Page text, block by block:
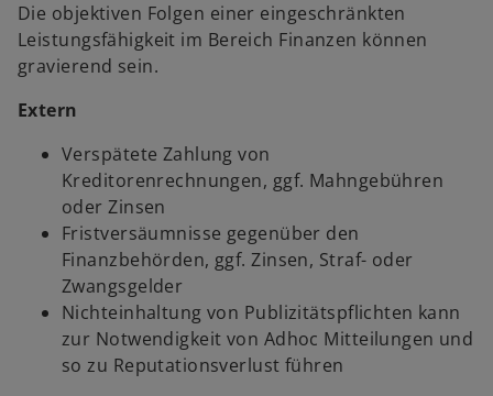
Die objektiven Folgen einer eingeschränkten
Leistungsfähigkeit im Bereich Finanzen können
gravierend sein.
Extern
Verspätete Zahlung von
Kreditorenrechnungen, ggf. Mahngebühren
oder Zinsen
Fristversäumnisse gegenüber den
Finanzbehörden, ggf. Zinsen, Straf- oder
Zwangsgelder
Nichteinhaltung von Publizitätspflichten kann
zur Notwendigkeit von Adhoc Mitteilungen und
so zu Reputationsverlust führen